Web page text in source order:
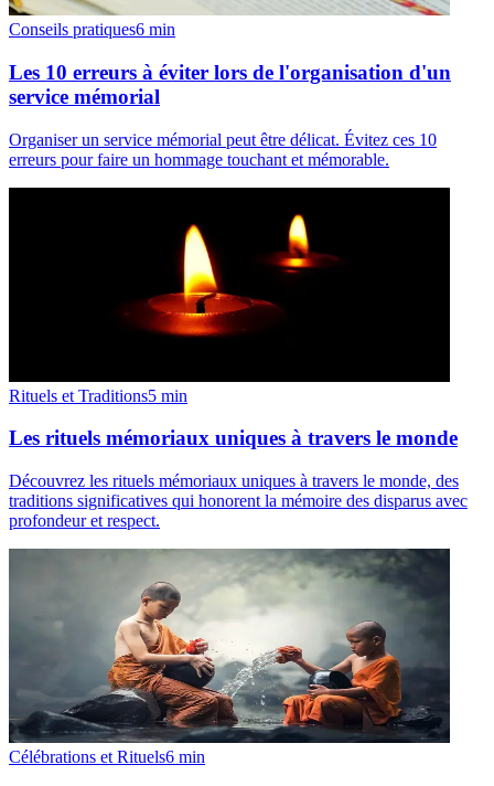
Conseils pratiques6 min
Les 10 erreurs à éviter lors de l'organisation d'un
service mémorial
Organiser un service mémorial peut être délicat. Évitez ces 10
erreurs pour faire un hommage touchant et mémorable.
Rituels et Traditions5 min
Les rituels mémoriaux uniques à travers le monde
Découvrez les rituels mémoriaux uniques à travers le monde, des
traditions significatives qui honorent la mémoire des disparus avec
profondeur et respect.
Célébrations et Rituels6 min